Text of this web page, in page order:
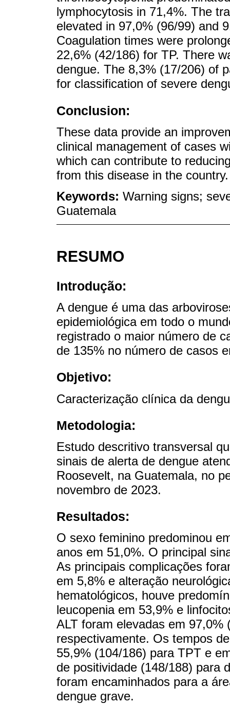
lymphocytosis in 71,4%. The
elevated in 97,0% (96/99) and
Coagulation times were
22,6% (42/186) for TP. There
dengue. The 8,3% (17/206) of
for classification of severe
Conclusion:
These data provide an
clinical management of cases
which can contribute to
from this disease in the country.
Keywords: Warning signs;
Guatemala
RESUMO
Introdução:
A dengue é uma das
epidemiológica em todo o
registrado o maior número de
de 135% no número de casos
Objetivo:
Caracterização clínica da
Metodologia:
Estudo descritivo transversal
sinais de alerta de dengue
Roosevelt, na Guatemala, no
novembro de 2023.
Resultados:
O sexo feminino predominou
anos em 51,0%. O principal
As principais complicações
em 5,8% e alteração
hematológicos, houve
leucopenia em 53,9% e
ALT foram elevadas em 97,0%
respectivamente. Os tempos
55,9% (104/186) para TPT e
de positividade (148/188) para
foram encaminhados para a
dengue grave.